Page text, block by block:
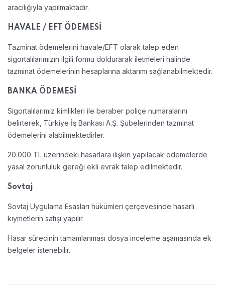
aracılığıyla yapılmaktadır.
HAVALE / EFT ÖDEMESİ
Tazminat ödemelerini havale/EFT olarak talep eden
sigortalılarımızın ilgili formu doldurarak iletmeleri halinde
tazminat ödemelerinin hesaplarına aktarımı sağlanabilmektedir.
BANKA ÖDEMESİ
Sigortalılarımız kimlikleri ile beraber poliçe numaralarını
belirterek, Türkiye İş Bankası A.Ş. Şubelerinden tazminat
ödemelerini alabilmektedirler.
20.000 TL üzerindeki hasarlara ilişkin yapılacak ödemelerde
yasal zorunluluk gereği ekli evrak talep edilmektedir.
Sovtaj
Sovtaj Uygulama Esasları hükümleri çerçevesinde hasarlı
kıymetlerin satışı yapılır.
Hasar sürecinin tamamlanması dosya inceleme aşamasında ek
belgeler istenebilir.